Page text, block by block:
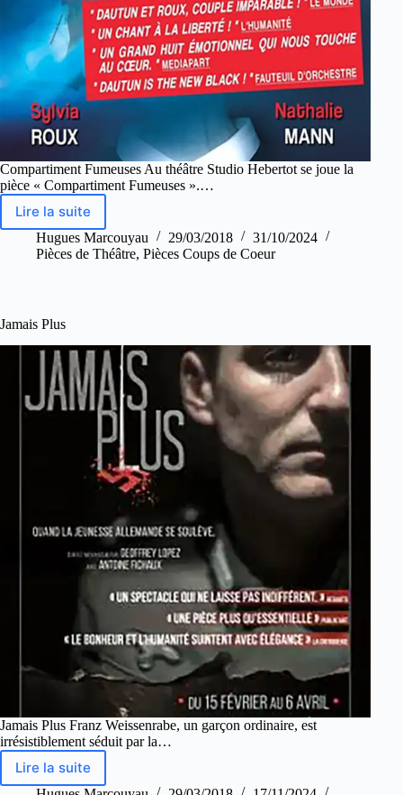
Compartiment Fumeuses Au théâtre Studio Hebertot se joue la
pièce « Compartiment Fumeuses ».…
Lire la suite
Hugues Marcouyau 29/03/2018
31/10/2024
Pièces de Théâtre, Pièces Coups de Coeur
Jamais Plus
Jamais Plus Franz Weissenrabe, un garçon ordinaire, est
irrésistiblement séduit par la…
Lire la suite